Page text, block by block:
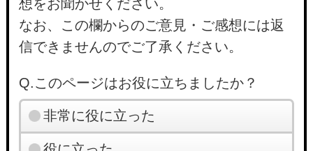
想をお聞かせください。
なお、この欄からのご意見・ご感想には返
信できませんのでご了承ください。
Q.このページはお役に立ちましたか？
非常に役に立った